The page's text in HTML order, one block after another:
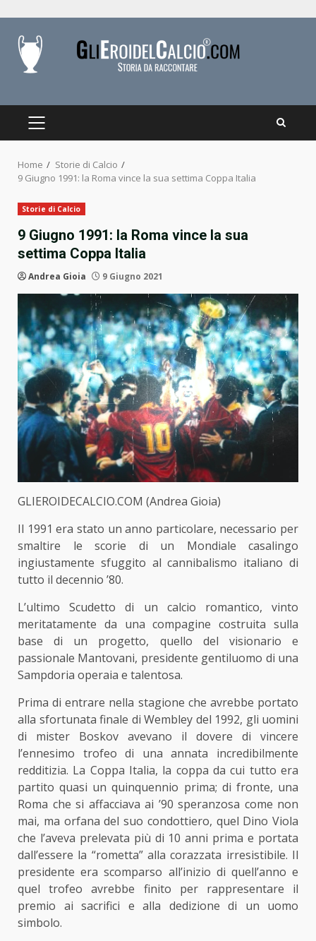
content
PRIMARY
Home
Storie di Calcio
9 Giugno 1991: la Roma vince la sua settima Coppa Italia
Storie di Calcio
9 Giugno 1991: la Roma vince la sua
settima Coppa Italia
Andrea Gioia 9 Giugno 2021
GLIEROIDECALCIO.COM (Andrea Gioia)
Il 1991 era stato un anno particolare, necessario per
smaltire le scorie di un Mondiale casalingo
ingiustamente sfuggito al cannibalismo italiano di
tutto il decennio ’80.
L’ultimo Scudetto di un calcio romantico, vinto
meritatamente da una compagine costruita sulla
base di un progetto, quello del visionario e
passionale Mantovani, presidente gentiluomo di una
Sampdoria operaia e talentosa.
Prima di entrare nella stagione che avrebbe portato
alla sfortunata finale di Wembley del 1992, gli uomini
di mister Boskov avevano il dovere di vincere
l’ennesimo trofeo di una annata incredibilmente
redditizia. La Coppa Italia, la coppa da cui tutto era
partito quasi un quinquennio prima; di fronte, una
Roma che si affacciava ai ’90 speranzosa come non
mai, ma orfana del suo condottiero, quel Dino Viola
che l’aveva prelevata più di 10 anni prima e portata
dall’essere la “rometta” alla corazzata irresistibile. Il
presidente era scomparso all’inizio di quell’anno e
quel trofeo avrebbe finito per rappresentare il
premio ai sacrifici e alla dedizione di un uomo
simbolo.